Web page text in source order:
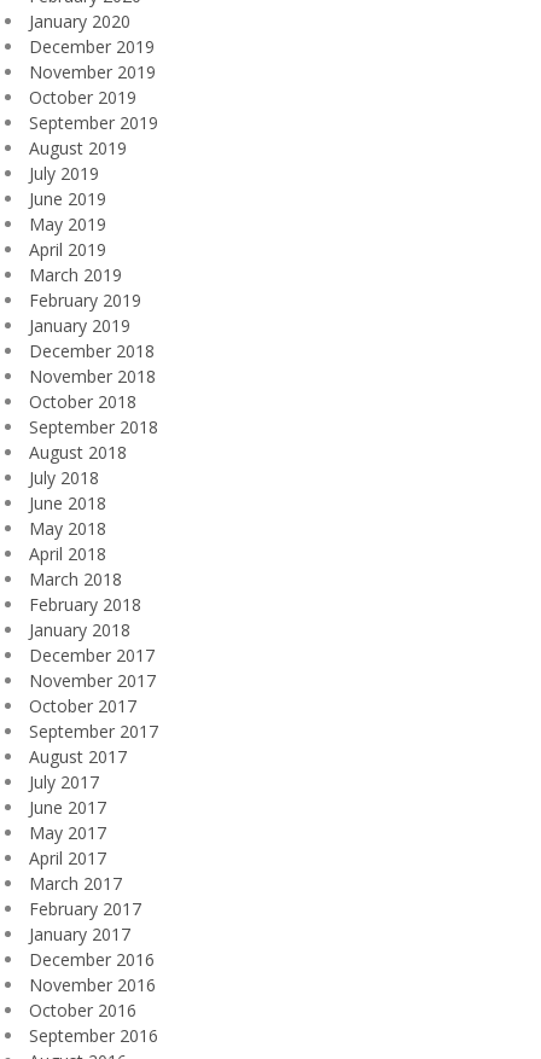
January 2020
December 2019
November 2019
October 2019
September 2019
August 2019
July 2019
June 2019
May 2019
April 2019
March 2019
February 2019
January 2019
December 2018
November 2018
October 2018
September 2018
August 2018
July 2018
June 2018
May 2018
April 2018
March 2018
February 2018
January 2018
December 2017
November 2017
October 2017
September 2017
August 2017
July 2017
June 2017
May 2017
April 2017
March 2017
February 2017
January 2017
December 2016
November 2016
October 2016
September 2016